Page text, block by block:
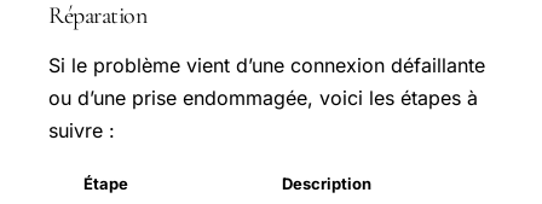
Réparation
Si le problème vient d’une connexion défaillante
ou d’une prise endommagée, voici les étapes à
suivre :
Étape Description